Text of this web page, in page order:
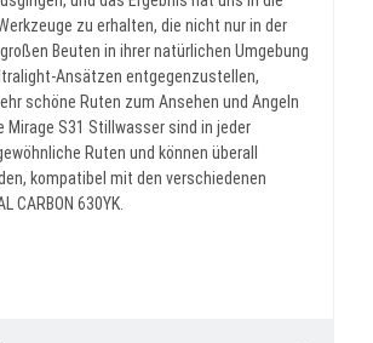
zu erhalten, die nicht nur in der
Beuten in ihrer natürlichen Umgebung
Ansätzen entgegenzustellen,
schöne Ruten zum Ansehen und Angeln
Mirage S31 Stillwasser sind in jeder
Ruten und können überall
kompatibel mit den verschiedenen
CARBON 630YK.